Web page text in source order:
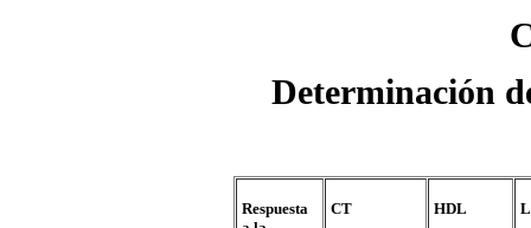
Determinación
Respuesta
CT
HDL